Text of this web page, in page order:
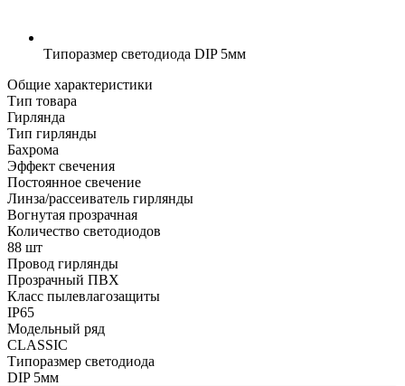
Типоразмер светодиода DIP 5мм
Общие характеристики
Тип товара
Гирлянда
Тип гирлянды
Бахрома
Эффект свечения
Постоянное свечение
Линза/рассеиватель гирлянды
Вогнутая прозрачная
Количество светодиодов
88 шт
Провод гирлянды
Прозрачный ПВХ
Класс пылевлагозащиты
IP65
Модельный ряд
CLASSIC
Типоразмер светодиода
DIP 5мм